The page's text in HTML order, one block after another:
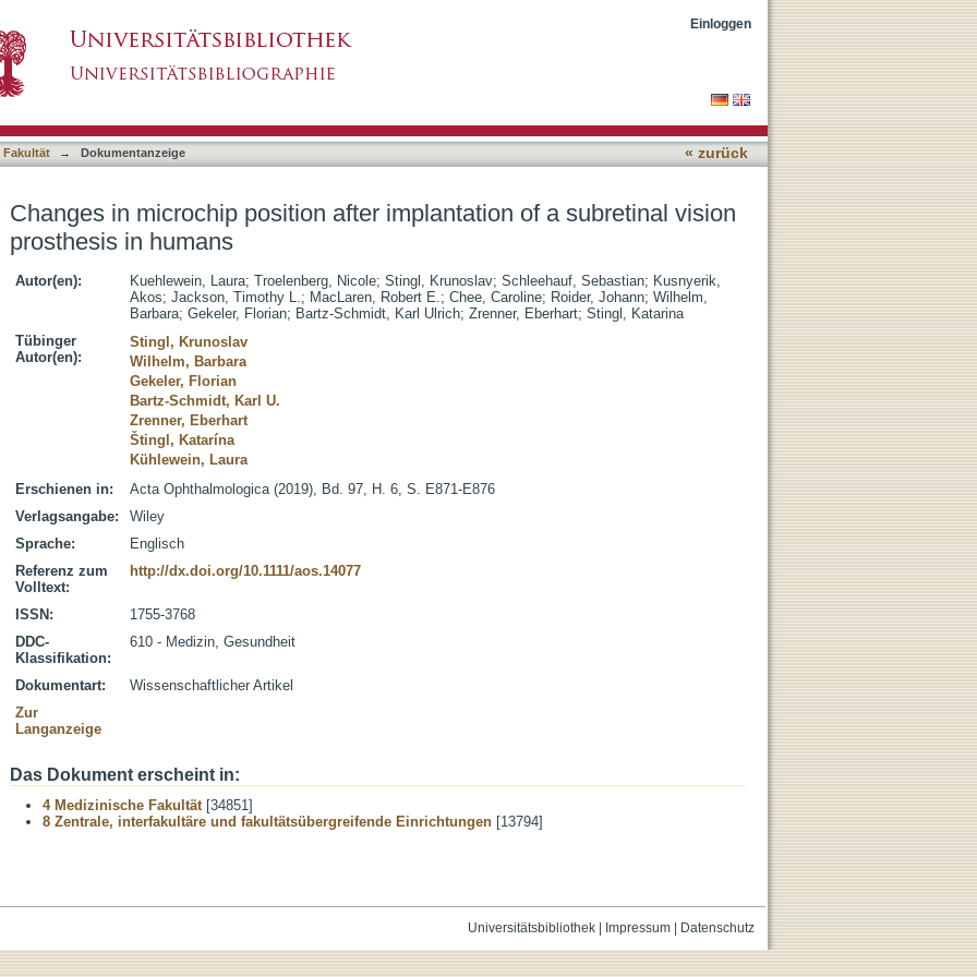
Einloggen
Fakultät → Dokumentanzeige « zurück
Changes in microchip position after implantation of a subretinal vision
prosthesis in humans
Autor(en): Kuehlewein, Laura; Troelenberg, Nicole; Stingl, Krunoslav; Schleehauf, Sebastian; Kusnyerik,
Akos; Jackson, Timothy L.; MacLaren, Robert E.; Chee, Caroline; Roider, Johann; Wilhelm,
Barbara; Gekeler, Florian; Bartz-Schmidt, Karl Ulrich; Zrenner, Eberhart; Stingl, Katarina
Tübinger
Autor(en):
Stingl, Krunoslav
Wilhelm, Barbara
Gekeler, Florian
Bartz-Schmidt, Karl U.
Zrenner, Eberhart
Štingl, Katarína
Kühlewein, Laura
Erschienen in:
Acta Ophthalmologica (2019), Bd. 97, H. 6, S. E871-E876
Verlagsangabe:
Wiley
Sprache:
Englisch
Referenz zum
Volltext:
http://dx.doi.org/10.1111/aos.14077
ISSN:
1755-3768
DDC-
Klassifikation:
610 - Medizin, Gesundheit
Dokumentart:
Wissenschaftlicher Artikel
Zur
Langanzeige
Das Dokument erscheint in:
4 Medizinische Fakultät[34851]
8 Zentrale, interfakultäre und fakultätsübergreifende Einrichtungen [13794]
Universitätsbibliothek| Impressum| Datenschutz